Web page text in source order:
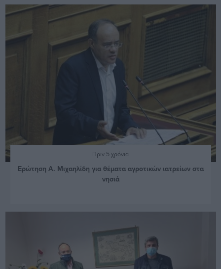
Πριν 5 χρόνια
Ερώτηση Α. Μιχαηλίδη για θέματα αγροτικών ιατρείων στα
νησιά